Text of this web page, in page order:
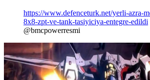
https://www.defenceturk.net/yerli-azra-
8x8-zpt-ve-tank-tasiyiciya-entegre-edildi
@bmcpowerresmi